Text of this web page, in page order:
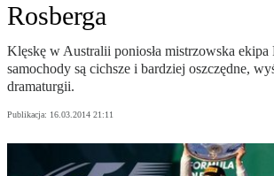
Rosberga
Klęskę w Australii poniosła mistrzowska
samochody są cichsze i bardziej oszczędne,
dramaturgii.
Publikacja: 16.03.2014 21:11